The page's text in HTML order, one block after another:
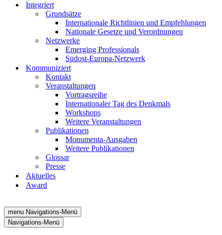
Integriert
Grundsätze
Internationale Richtlinien und Empfehlungen
Nationale Gesetze und Verordnungen
Netzwerke
Emerging Professionals
Südost-Europa-Netzwerk
Kommuniziert
Kontakt
Veranstaltungen
Vortragsreihe
Internationaler Tag des Denkmals
Workshops
Weitere Veranstaltungen
Publikationen
Monumenta-Ausgaben
Weitere Publikationen
Glossar
Presse
Aktuelles
Award
menu Navigations-Menü
Navigations-Menü